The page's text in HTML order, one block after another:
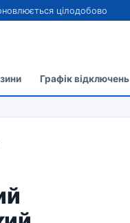
цілодобово
Графік відключень